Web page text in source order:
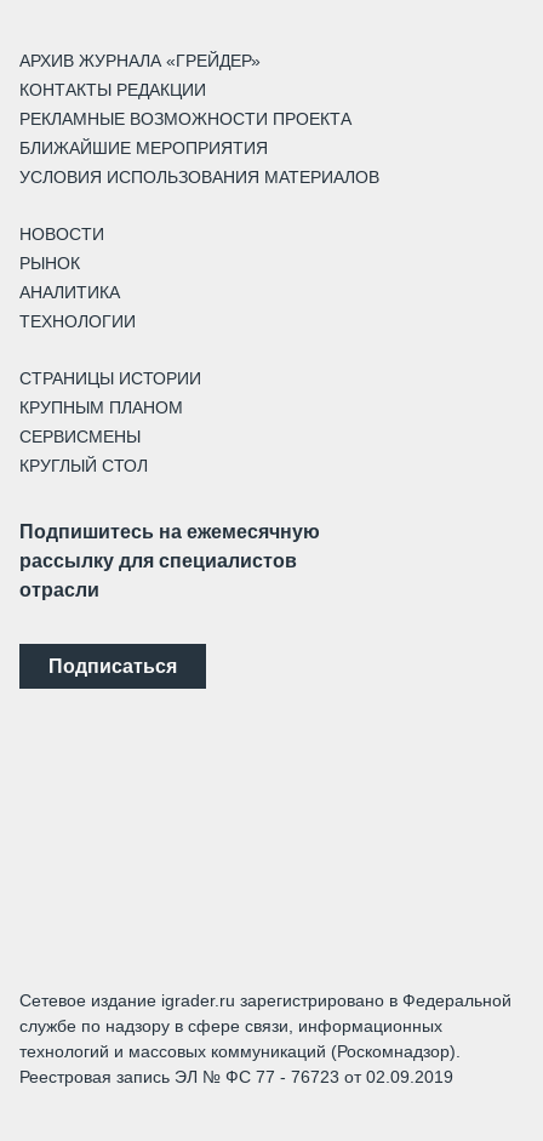
АРХИВ ЖУРНАЛА «ГРЕЙДЕР»
КОНТАКТЫ РЕДАКЦИИ
РЕКЛАМНЫЕ ВОЗМОЖНОСТИ ПРОЕКТА
БЛИЖАЙШИЕ МЕРОПРИЯТИЯ
УСЛОВИЯ ИСПОЛЬЗОВАНИЯ МАТЕРИАЛОВ
НОВОСТИ
РЫНОК
АНАЛИТИКА
ТЕХНОЛОГИИ
СТРАНИЦЫ ИСТОРИИ
КРУПНЫМ ПЛАНОМ
СЕРВИСМЕНЫ
КРУГЛЫЙ СТОЛ
Подпишитесь на ежемесячную
рассылку для специалистов
отрасли
Подписаться
Сетевое издание igrader.ru зарегистрировано в Федеральной
службе по надзору в сфере связи, информационных
технологий и массовых коммуникаций (Роскомнадзор).
Реестровая запись ЭЛ № ФС 77 - 76723 от 02.09.2019